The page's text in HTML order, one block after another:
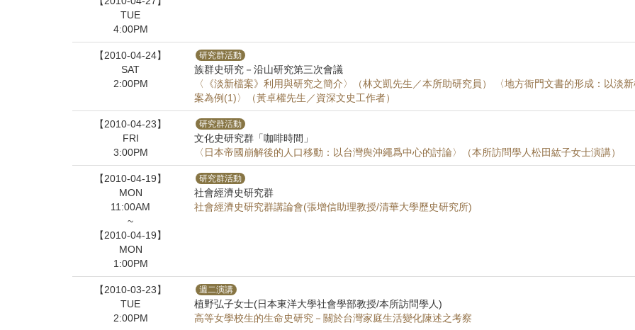
TUE
4:00PM
【2010-04-24】
SAT
2:00PM
研究群活動
族群史研究－沿山研究第三次會議
〈《淡新檔案》利用與研究之簡介〉（林文凱先生／本所助研究員） 〈地方衙門文書的形成：以淡
案為例(1)〉（黃卓權先生／資深文史工作者）
【2010-04-23】
FRI
3:00PM
研究群活動
文化史研究群「咖啡時間」
〈日本帝國崩解後的人口移動：以台灣舆沖繩爲中心的討論〉（本所訪問學人松田紘子女士演講）
【2010-04-19】
MON
11:00AM
~
【2010-04-19】
MON
1:00PM
研究群活動
社會經濟史研究群
社會經濟史研究群講論會(張增信助理教授/清華大學歷史研究所)
【2010-03-23】
TUE
2:00PM
週二演講
植野弘子女士(日本東洋大學社會學部教授/本所訪問學人)
高等女學校生的生命史研究－關於台灣家庭生活變化陳述之考察